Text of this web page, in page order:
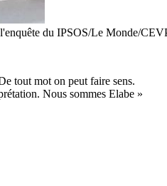
du IPSOS/Le Monde/
tout mot on peut faire sens.
Nous sommes Elabe »